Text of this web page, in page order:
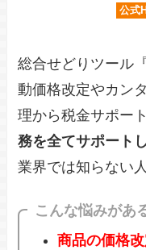
公式
総合せどりツール
動価格改定やカン
理から税金サポー
務を全てサポート
業界では知らない
こんな悩みがあ
商品の価格